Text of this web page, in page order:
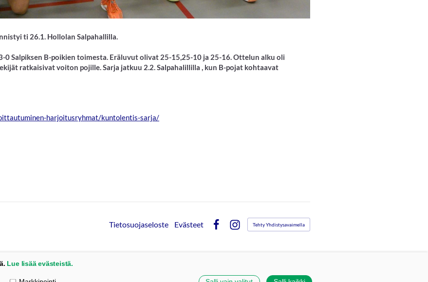
ti 26.1. Hollolan Salpahallilla.
Salpiksen B-poikien toimesta. Eräluvut olivat 25-15,25-10 ja 25-16. Ottelun alku oli
ratkaisivat voiton pojille. Sarja jatkuu 2.2. Salpahalillilla , kun B-pojat kohtaavat
harjoitusryhmat/kuntolentis-sarja/
Tietosuojaseloste
Evästeet
Instagram
Tehty Yhdistysavaimella
Lue lisää evästeistä.